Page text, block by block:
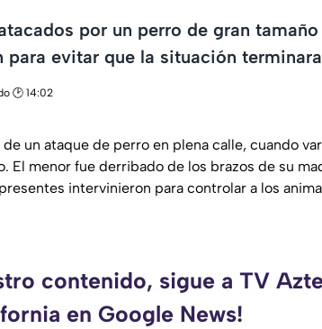
por un perro de gran
evitar que la situación
🕑 14:02
un ataque de perro en plena calle, cuando
El menor fue derribado de los brazos de su
intervinieron para controlar a los
contenido, sigue a TV
en Google News!